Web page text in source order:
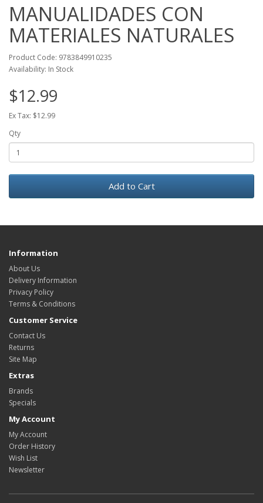
MANUALIDADES CON
MATERIALES NATURALES
Product Code: 9783849910235
Availability: In Stock
$12.99
Ex Tax: $12.99
Qty
Add to Cart
Information
About Us
Delivery Information
Privacy Policy
Terms & Conditions
Customer Service
Contact Us
Returns
Site Map
Extras
Brands
Specials
My Account
My Account
Order History
Wish List
Newsletter